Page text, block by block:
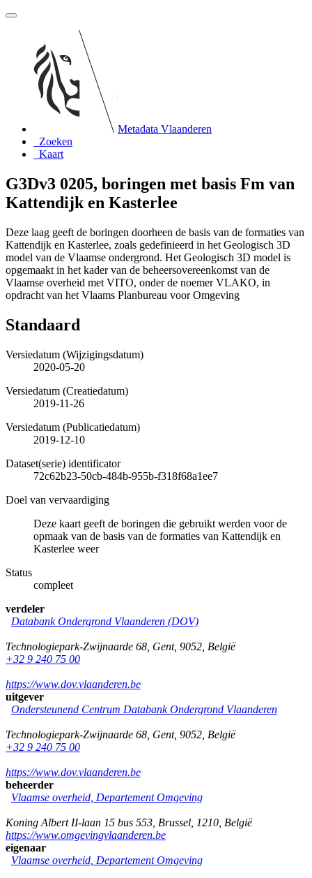
Metadata Vlaanderen
Zoeken
Kaart
G3Dv3 0205, boringen met basis Fm van
Kattendijk en Kasterlee
Deze laag geeft de boringen doorheen de basis van de formaties van
Kattendijk en Kasterlee, zoals gedefinieerd in het Geologisch 3D
model van de Vlaamse ondergrond. Het Geologisch 3D model is
opgemaakt in het kader van de beheersovereenkomst van de
Vlaamse overheid met VITO, onder de noemer VLAKO, in
opdracht van het Vlaams Planbureau voor Omgeving
Standaard
Versiedatum (Wijzigingsdatum)
2020-05-20
Versiedatum (Creatiedatum)
2019-11-26
Versiedatum (Publicatiedatum)
2019-12-10
Dataset(serie) identificator
72c62b23-50cb-484b-955b-f318f68a1ee7
Doel van vervaardiging
Deze kaart geeft de boringen die gebruikt werden voor de
opmaak van de basis van de formaties van Kattendijk en
Kasterlee weer
Status
compleet
verdeler
Databank Ondergrond Vlaanderen (DOV)
Technologiepark-Zwijnaarde 68 Gent, 9052 België
+32 9 240 75 00
https://www.dov.vlaanderen.be
uitgever
Ondersteunend Centrum Databank Ondergrond Vlaanderen
Technologiepark-Zwijnaarde 68 Gent, 9052 België
+32 9 240 75 00
https://www.dov.vlaanderen.be
beheerder
Vlaamse overheid, Departement Omgeving
Koning Albert II-laan 15 bus 553 Brussel 1210 België
https://www.omgevingvlaanderen.be
eigenaar
Vlaamse overheid, Departement Omgeving